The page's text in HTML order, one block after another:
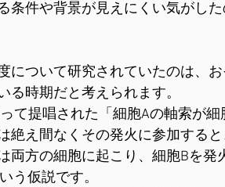
件や背景が見えにくい気がした
について研究されていたのは、
時期だと考えられます。
て提唱された「細胞Aの軸索が細
絶え間なくその発火に参加する
両方の細胞に起こり、細胞Bを発
う仮説です。